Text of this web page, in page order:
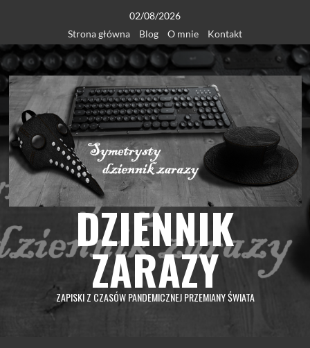
content
02/08/2026
Strona główna
Blog O mnie Kontakt
DZIENNIK
ZARAZY
ZAPISKI Z CZASÓW PANDEMICZNEJ PRZEMIANY ŚWIATA